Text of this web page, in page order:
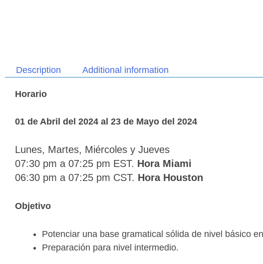
Description Additional information
Horario
01 de Abril del 2024 al 23 de Mayo del 2024
Lunes, Martes, Miércoles y Jueves
07:30 pm a 07:25 pm EST. Hora Miami
06:30 pm a 07:25 pm CST. Hora Houston
Objetivo
Potenciar una base gramatical sólida de nivel básico
Preparación para nivel intermedio.